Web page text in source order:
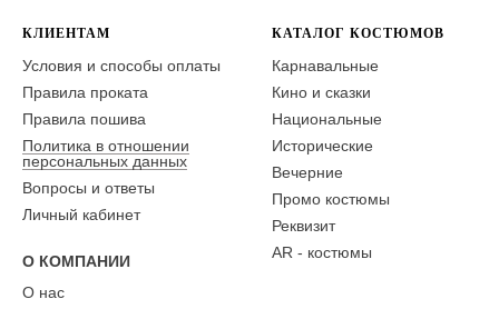
КЛИЕНТАМ
Условия и способы оплаты
Правила проката
Правила пошива
Политика в отношении
персональных данных
Вопросы и ответы
Личный кабинет
О КОМПАНИИ
О нас
КАТАЛОГ КОСТЮМОВ
Карнавальные
Кино и сказки
Национальные
Исторические
Вечерние
Промо костюмы
Реквизит
AR - костюмы